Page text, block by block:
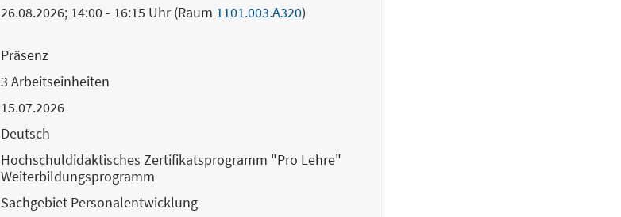
26.08.2026; 14:00 - 16:15 Uhr (Raum 1101.003.A320)
Präsenz
3 Arbeitseinheiten
15.07.2026
Deutsch
Hochschuldidaktisches Zertifikatsprogramm "Pro Lehre"
Weiterbildungsprogramm
Sachgebiet Personalentwicklung